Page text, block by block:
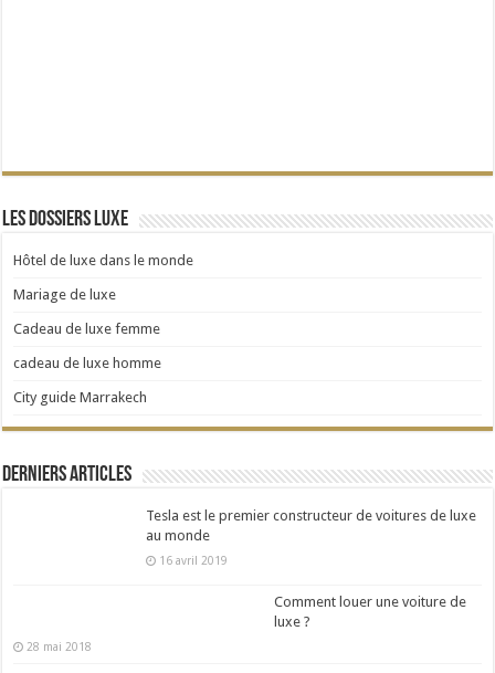
Les dossiers Luxe
Hôtel de luxe dans le monde
Mariage de luxe
Cadeau de luxe femme
cadeau de luxe homme
City guide Marrakech
Derniers articles
Tesla est le premier constructeur de voitures de luxe
au monde
16 avril 2019
Comment louer une voiture de
luxe ?
28 mai 2018